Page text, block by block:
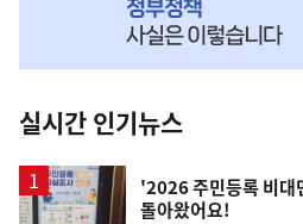
뉴
스
실시간 인기뉴스
'2026 주민등록 비대
돌아왔어요!